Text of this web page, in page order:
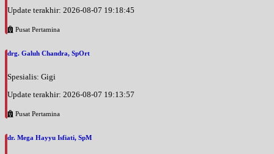
Update terakhir: 2026-08-07 19:18:45
Pusat Pertamina
drg. Galuh Chandra, SpOrt
Spesialis: Gigi
Update terakhir: 2026-08-07 19:13:57
Pusat Pertamina
dr. Mega Hayyu Isfiati, SpM